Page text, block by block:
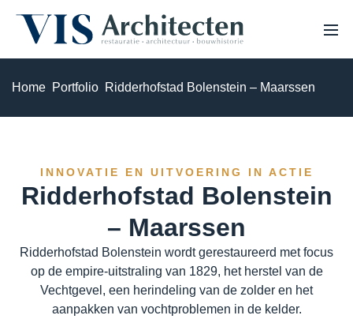
HOME
PROJECTEN
Monumenten & erfgoed
Haalbaarheidsstudie & analyse
Bouwhistorisch onderzoek & waardestelling
3D Laserscannen & 3D inmeten
NIEUWS
Home Portfolio Ridderhofstad Bolenstein – Maarssen
INNOVATIE EN UITVOERING IN ACTIE
Ridderhofstad Bolenstein
– Maarssen
Ridderhofstad Bolenstein wordt gerestaureerd met focus
op de empire-uitstraling van 1829, het herstel van de
Vechtgevel, een herindeling van de zolder en het
aanpakken van vochtproblemen in de kelder.